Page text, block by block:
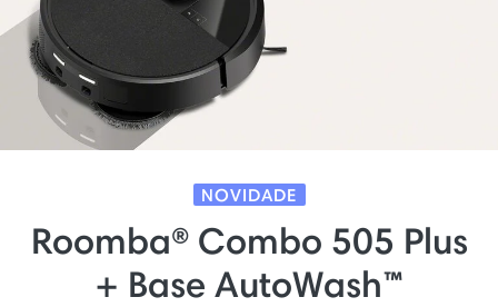
NOVIDADE
Roomba® Combo 505 Plus
+ Base AutoWash™